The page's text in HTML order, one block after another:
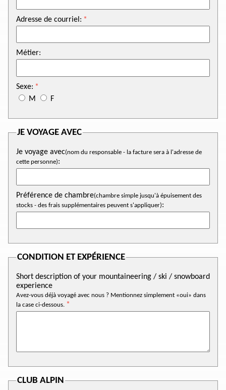
Adresse de courriel:
Métier:
Sexe:
M
F
JE VOYAGE AVEC
Je voyage avec(nom du responsable - la facture sera à l'adresse de
cette personne):
Préférence de chambre(chambre simple jusqu'à épuisement des
stocks - des frais supplémentaires peuvent s'appliquer):
CONDITION ET EXPÉRIENCE
Short description of your mountaineering / ski / snowboard
experience
Avez-vous déjà voyagé avec nous ? Mentionnez simplement «oui» dans
la case ci-dessous.
CLUB ALPIN